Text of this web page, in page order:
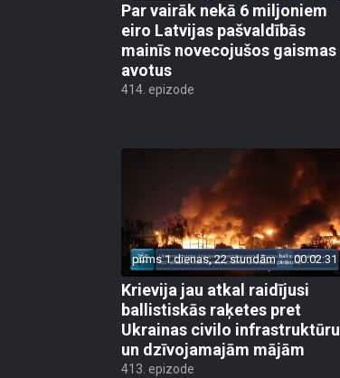
Par vairāk nekā 6 miljoniem
eiro Latvijas pašvaldībās
mainīs novecojušos gaismas
avotus
414. epizode
pirms 1 dienas, 22 stundām 00:02:31
Krievija jau atkal raidījusi
ballistiskās raķetes pret
Ukrainas civilo infrastruktūru
un dzīvojamajām mājām
413. epizode